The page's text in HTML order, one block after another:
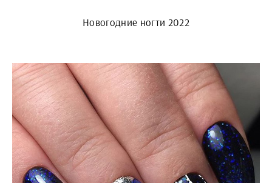
Новогодние ногти 2022